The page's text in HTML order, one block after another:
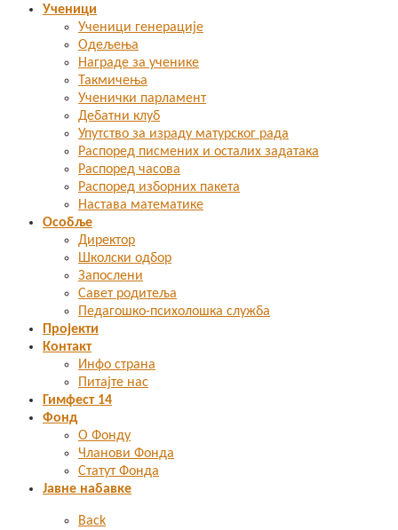
Ученици
Ученици генерације
Одељења
Награде за ученике
Такмичења
Ученички парламент
Дебатни клуб
Упутство за израду матурског рада
Распоред писмених и осталих задатака
Распоред часова
Распоред изборних пакета
Настава математике
Особље
Директор
Школски одбор
Запослени
Савет родитеља
Педагошко-психолошка служба
Пројекти
Контакт
Инфо страна
Питајте нас
Гимфест 14
Фонд
О Фонду
Чланови Фонда
Статут Фонда
Јавне набавке
Back